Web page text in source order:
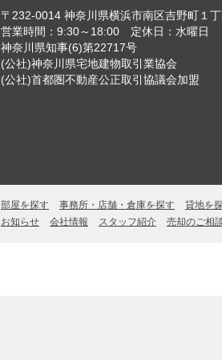
〒232-0014 神奈川県横浜市南区吉野町１
営業時間：9:30～18:00 定休日：水曜日
神奈川県知事(6)第22717号
(公社)神奈川県宅地建物取引業協会
(公社)首都圏不動産公正取引協議会加盟
部屋を探す 事務所・店舗・倉庫を探す
貸地を
お知らせ
会社情報 スタッフ紹介 売却のご相